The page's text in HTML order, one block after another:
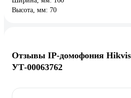
Высота, мм: 70
Отзывы IP-домофония
УТ-00063762